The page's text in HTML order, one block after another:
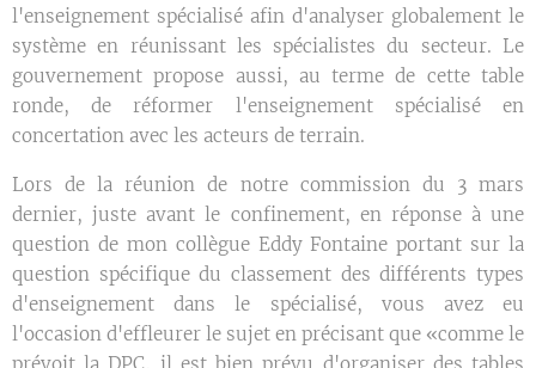
l'enseignement spécialisé afin d'analyser globalement le
système en réunissant les spécialistes du secteur. Le
gouvernement propose aussi, au terme de cette table
ronde, de réformer l'enseignement spécialisé en
concertation avec les acteurs de terrain.
Lors de la réunion de notre commission du 3 mars
dernier, juste avant le confinement, en réponse à une
question de mon collègue Eddy Fontaine portant sur la
question spécifique du classement des différents types
d'enseignement dans le spécialisé, vous avez eu
l'occasion d'effleurer le sujet en précisant que «comme le